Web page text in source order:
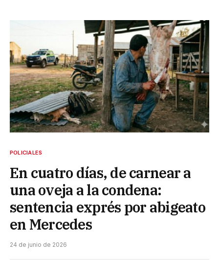
POLICIALES
En cuatro días, de carnear a
una oveja a la condena:
sentencia exprés por abigeato
en Mercedes
24 de junio de 2026